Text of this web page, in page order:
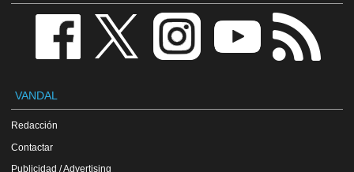
VANDAL
Redacción
Contactar
Publicidad / Advertising